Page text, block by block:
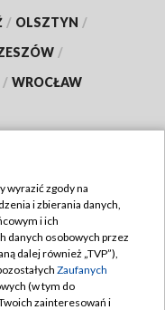
/ OLSZTYN /
/
/ WROCŁAW
wyrazić zgody na
i zbierania danych,
i ich
danych osobowych przez
dalej również „TVP”),
Zaufanych
(w tym do
zainteresowań i